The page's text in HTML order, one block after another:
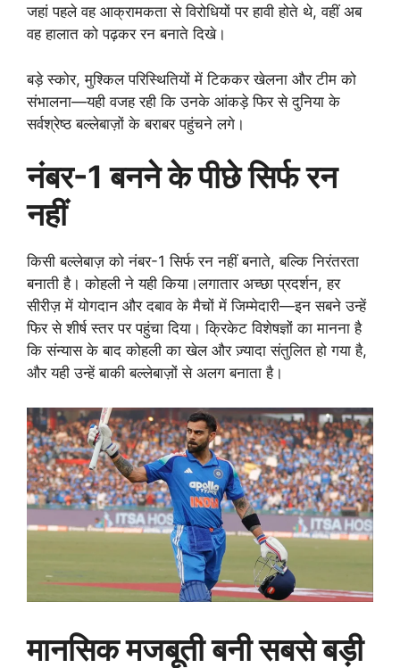
जहां पहले वह आक्रामकता से विरोधियों पर हावी होते थे, वहीं अब
वह हालात को पढ़कर रन बनाते दिखे।
बड़े स्कोर, मुश्किल परिस्थितियों में टिककर खेलना और टीम को
संभालना—यही वजह रही कि उनके आंकड़े फिर से दुनिया के
सर्वश्रेष्ठ बल्लेबाज़ों के बराबर पहुंचने लगे।
नंबर-1 बनने के पीछे सिर्फ रन
नहीं
किसी बल्लेबाज़ को नंबर-1 सिर्फ रन नहीं बनाते, बल्कि निरंतरता
बनाती है। कोहली ने यही किया।लगातार अच्छा प्रदर्शन, हर
सीरीज़ में योगदान और दबाव के मैचों में जिम्मेदारी—इन सबने उन्हें
फिर से शीर्ष स्तर पर पहुंचा दिया। क्रिकेट विशेषज्ञों का मानना है
कि संन्यास के बाद कोहली का खेल और ज़्यादा संतुलित हो गया है,
और यही उन्हें बाकी बल्लेबाज़ों से अलग बनाता है।
मानसिक मजबूती बनी सबसे बड़ी